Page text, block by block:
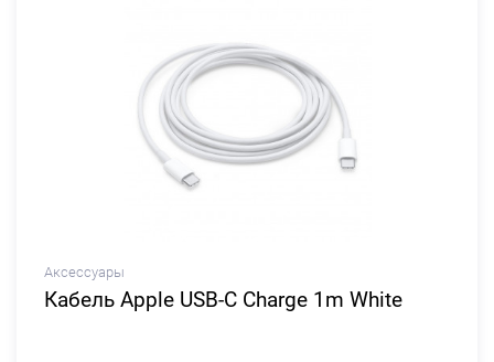
Аксессуары
Кабель Apple USB-C Charge 1m White